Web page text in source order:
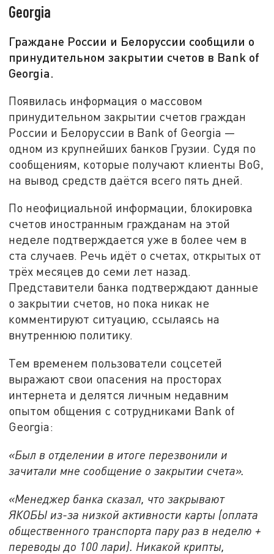
Georgia
Граждане России и Белоруссии сообщили о
принудительном закрытии счетов в Bank of
Georgia.
Появилась информация о массовом
принудительном закрытии счетов граждан
России и Белоруссии в Bank of Georgia —
одном из крупнейших банков Грузии. Судя по
сообщениям, которые получают клиенты BoG,
на вывод средств даётся всего пять дней.
По неофициальной информации, блокировка
счетов иностранным гражданам на этой
неделе подтверждается уже в более чем в
ста случаев. Речь идёт о счетах, открытых от
трёх месяцев до семи лет назад.
Представители банка подтверждают данные
о закрытии счетов, но пока никак не
комментируют ситуацию, ссылаясь на
внутреннюю политику.
Тем временем пользователи соцсетей
выражают свои опасения на просторах
интернета и делятся личным недавним
опытом общения с сотрудниками Bank of
Georgia:
«Был в отделении в итоге перезвонили и
зачитали мне сообщение о закрытии счета».
«Менеджер банка сказал, что закрывают
ЯКОБЫ из-за низкой активности карты (оплата
общественного транспорта пару раз в неделю +
переводы до 100 лари). Никакой крипты,